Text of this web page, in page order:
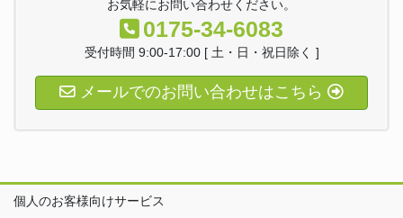
お気軽にお問い合わせください。
0175-34-6083
受付時間 9:00-17:00 [ 土・日・祝日除く ]
メールでのお問い合わせはこちら
個人のお客様向けサービス